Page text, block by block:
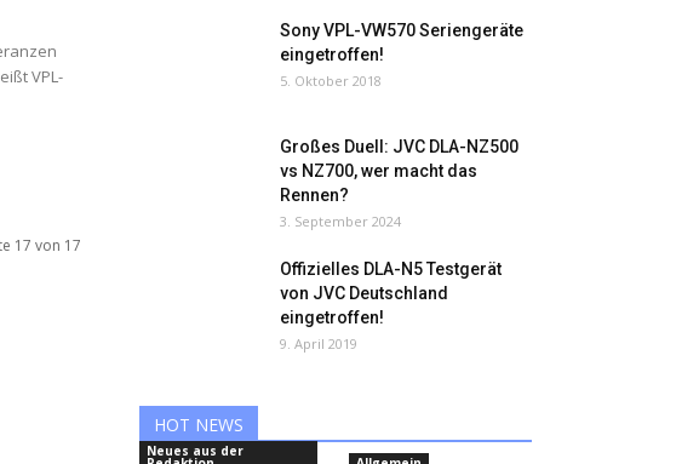
VPL-
17 von 17
Sony VPL-VW570 Seriengeräte
eingetroffen!
5. Oktober 2018
Großes Duell: JVC DLA-NZ500
vs NZ700, wer macht das
Rennen?
3. September 2024
Offizielles DLA-N5 Testgerät
von JVC Deutschland
eingetroffen!
9. April 2019
HOT NEWS
Neues aus der